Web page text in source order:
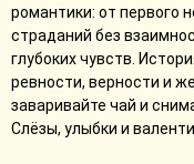
романтики: от первого
страданий без
глубоких чувств.
ревности, верности и
заваривайте чай и
Слёзы, улыбки и